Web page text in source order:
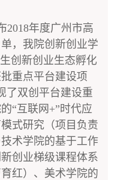
2018年度广州市高
，我院创新创业学
创新创业生态孵化
重点平台建设项
了双创平台建设重
“互联网+”时代应
式研究（项目负责
术学院的基于工作
创业梯级课程体系
红）、美术学院的